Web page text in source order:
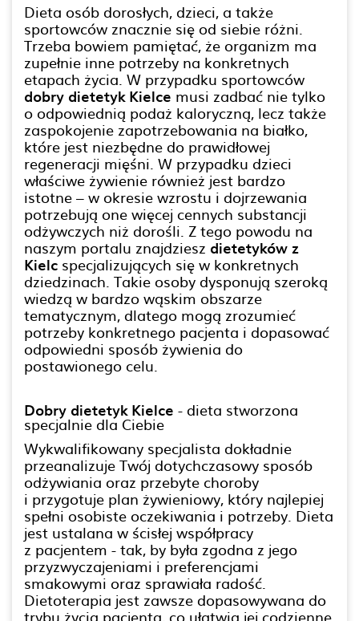
Dieta osób dorosłych, dzieci, a także
sportowców znacznie się od siebie różni.
Trzeba bowiem pamiętać, że organizm ma
zupełnie inne potrzeby na konkretnych
etapach życia. W przypadku sportowców
dobry dietetyk Kielce musi zadbać nie tylko
o odpowiednią podaż kaloryczną, lecz także
zaspokojenie zapotrzebowania na białko,
które jest niezbędne do prawidłowej
regeneracji mięśni. W przypadku dzieci
właściwe żywienie również jest bardzo
istotne – w okresie wzrostu i dojrzewania
potrzebują one więcej cennych substancji
odżywczych niż dorośli. Z tego powodu na
naszym portalu znajdziesz dietetyków z
Kielc specjalizujących się w konkretnych
dziedzinach. Takie osoby dysponują szeroką
wiedzą w bardzo wąskim obszarze
tematycznym, dlatego mogą zrozumieć
potrzeby konkretnego pacjenta i dopasować
odpowiedni sposób żywienia do
postawionego celu.
Dobry dietetyk Kielce - dieta stworzona
specjalnie dla Ciebie
Wykwalifikowany specjalista dokładnie
przeanalizuje Twój dotychczasowy sposób
odżywiania oraz przebyte choroby
i przygotuje plan żywieniowy, który najlepiej
spełni osobiste oczekiwania i potrzeby. Dieta
jest ustalana w ścisłej współpracy
z pacjentem - tak, by była zgodna z jego
przyzwyczajeniami i preferencjami
smakowymi oraz sprawiała radość.
Dietoterapia jest zawsze dopasowywana do
trybu życia pacjenta, co ułatwia jej codzienne